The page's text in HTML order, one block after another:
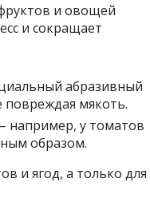
и овощей
и сокращает
абразивный
повреждая мякоть.
например, у томатов
образом.
и ягод, а только для